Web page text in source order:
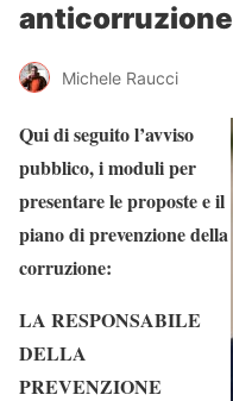
anticorruzione
Michele Raucci
Qui di seguito l’avviso
pubblico, i moduli per
presentare le proposte e il
piano di prevenzione della
corruzione:
LA RESPONSABILE
DELLA
PREVENZIONE